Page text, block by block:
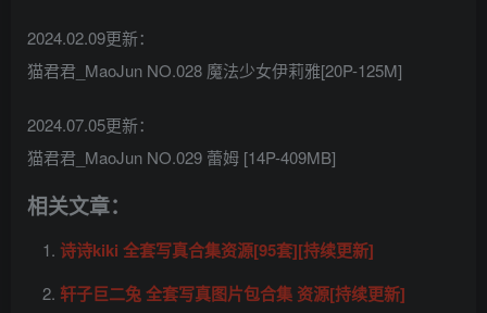
2024.02.09更新：
猫君君_MaoJun NO.028 魔法少女伊莉雅[20P-125M]
2024.07.05更新：
猫君君_MaoJun NO.029 蕾姆 [14P-409MB]
相关文章：
诗诗kiki 全套写真合集资源[95套][持续更新]
轩子巨二兔 全套写真图片包合集 资源[持续更新]